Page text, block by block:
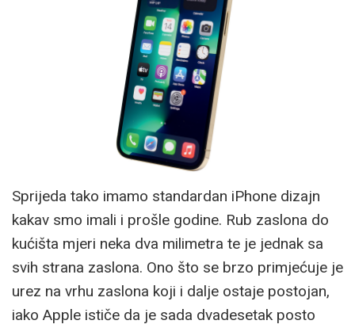
Sprijeda tako imamo standardan iPhone dizajn
kakav smo imali i prošle godine. Rub zaslona do
kućišta mjeri neka dva milimetra te je jednak sa
svih strana zaslona. Ono što se brzo primjećuje je
urez na vrhu zaslona koji i dalje ostaje postojan,
iako Apple ističe da je sada dvadesetak posto